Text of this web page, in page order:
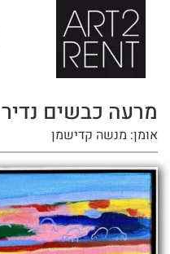
מרעה כבשים נדיר
אומן: מנשה קדישמן